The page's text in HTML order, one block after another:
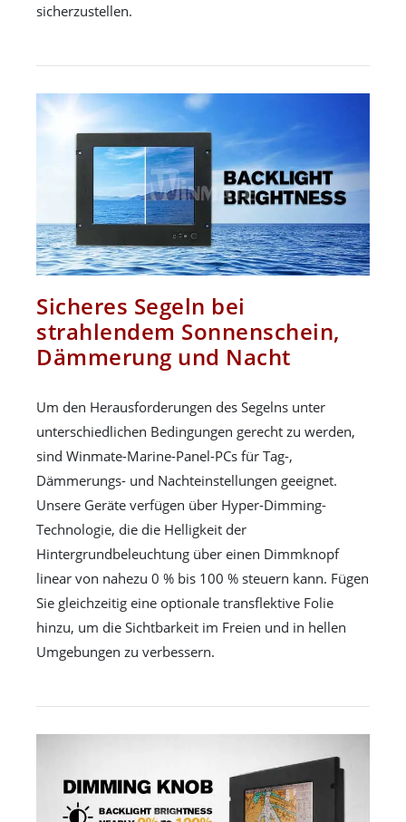
sicherzustellen.
Sicheres Segeln bei
strahlendem Sonnenschein,
Dämmerung und Nacht
Um den Herausforderungen des Segelns unter
unterschiedlichen Bedingungen gerecht zu werden,
sind Winmate-Marine-Panel-PCs für Tag-,
Dämmerungs- und Nachteinstellungen geeignet.
Unsere Geräte verfügen über Hyper-Dimming-
Technologie, die die Helligkeit der
Hintergrundbeleuchtung über einen Dimmknopf
linear von nahezu 0 % bis 100 % steuern kann. Fügen
Sie gleichzeitig eine optionale transflektive Folie
hinzu, um die Sichtbarkeit im Freien und in hellen
Umgebungen zu verbessern.